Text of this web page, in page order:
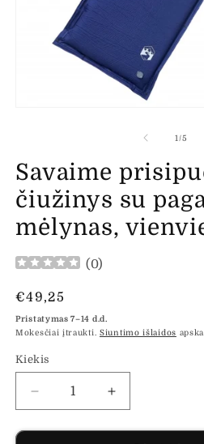
lange
1/iš
5
Savaime
čiužinys su
mėlynas,
(0)
Įprasta
kaina
€49,25
Pristatymas 7–14 d.d.
Mokesčiai įtraukti. Siuntimo išlaidos
Kiekis
Sumažinti
Savaime
prisipučiantis
Padidinti
Savaime
prisipučiantis